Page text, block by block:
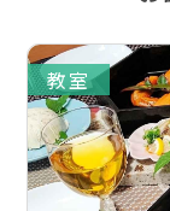
教室